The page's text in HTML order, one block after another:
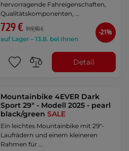
hervorragende Fahreigenschaften,
Qualitätskomponenten, …
729 € 919,90 €
auf Lager – 13.8. bei Ihnen
-21%
Detail
Mountainbike 4EVER Dark
Sport 29" - Modell 2025 - pearl
black/greenSALE
Ein leichtes Mountainbike mit 29"-
Laufrädern und einem kleineren
Rahmen für …